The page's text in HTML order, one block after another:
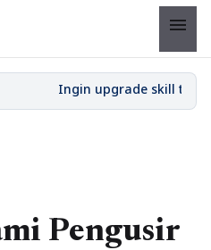
menu
Pengusir